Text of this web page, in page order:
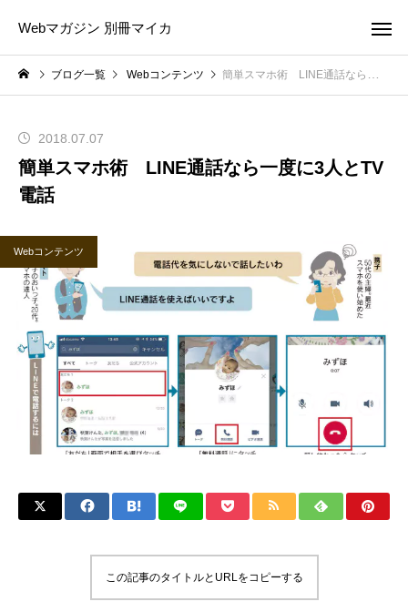
Webマガジン 別冊マイカ
ブログ一覧 Webコンテンツ 簡単スマホ術 LINE通話なら一度に3人とTV電話
2018.07.07
簡単スマホ術 LINE通話なら一度に3人とTV
電話
Webコンテンツ
この記事のタイトルとURLをコピーする